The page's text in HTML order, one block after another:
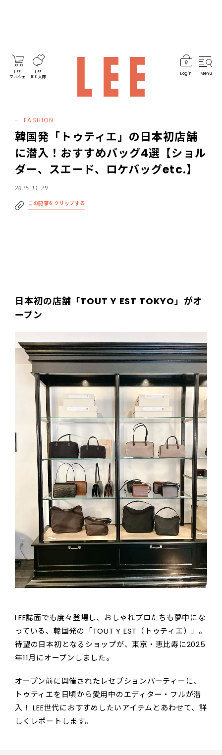
LEE
マルシェ
LEE
100人隊
Login Menu
FASHION
韓国発「トゥティエ」の日本初店舗
に潜入！おすすめバッグ4選【ショル
ダー、スエード、ロケバッグetc.】
2025.11.29
この記事をクリップする
日本初の店舗「TOUT Y EST TOKYO」がオ
ープン
LEE誌面でも度々登場し、おしゃれプロたちも夢中にな
っている、韓国発の「TOUT Y EST（トゥティエ）」。
待望の日本初となるショップが、東京・恵比寿に2025
年11月にオープンしました。
オープン前に開催されたレセプションパーティーに、
トゥティエを日頃から愛用中のエディター・フルが潜
入！ LEE世代におすすめしたいアイテムとあわせて、詳
しくレポートします。